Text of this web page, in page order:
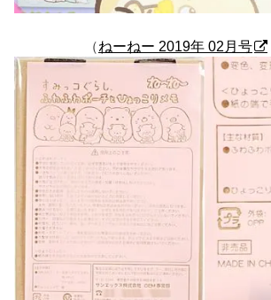
（ねーねー 2019年 02月号